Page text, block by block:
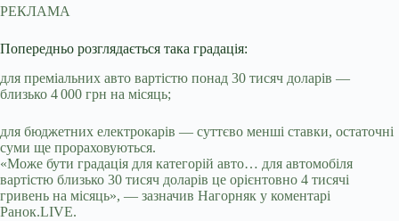
РЕКЛАМА
Попередньо розглядається така градація:
для преміальних авто вартістю понад 30 тисяч доларів —
близько 4 000 грн на місяць;
для бюджетних електрокарів — суттєво менші ставки, остаточні
суми ще прораховуються.
«Може бути градація для категорій авто… для автомобіля
вартістю близько 30 тисяч доларів це орієнтовно 4 тисячі
гривень на місяць», — зазначив Нагорняк у коментарі
Ранок.LIVE.